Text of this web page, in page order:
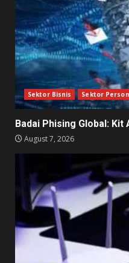
Sektor Bisnis Sektor
Badai Phising Global:
August 7, 2026